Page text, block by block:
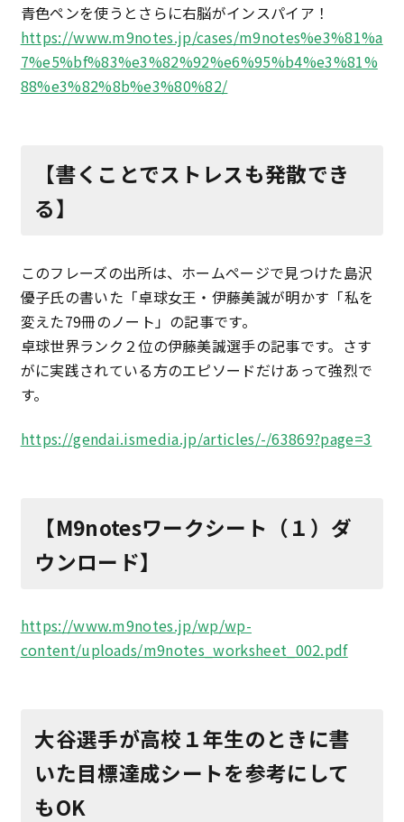
青色ペンを使うとさらに右脳がインスパイア！
https://www.m9notes.jp/cases/m9notes%e3%81%a
7%e5%bf%83%e3%82%92%e6%95%b4%e3%81%
88%e3%82%8b%e3%80%82/
【書くことでストレスも発散でき
る】
このフレーズの出所は、ホームページで見つけた島沢
優子氏の書いた「卓球女王・伊藤美誠が明かす「私を
変えた79冊のノート」の記事です。
卓球世界ランク２位の伊藤美誠選手の記事です。さす
がに実践されている方のエピソードだけあって強烈で
す。
https://gendai.ismedia.jp/articles/-/63869?page=3
【M9notesワークシート（１）ダ
ウンロード】
https://www.m9notes.jp/wp/wp-
content/uploads/m9notes_worksheet_002.pdf
大谷選手が高校１年生のときに書
いた目標達成シートを参考にして
もOK